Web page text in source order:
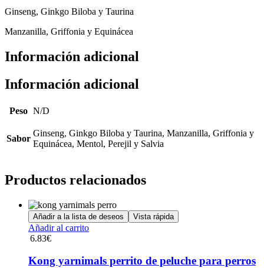
Ginseng, Ginkgo Biloba y Taurina
Manzanilla, Griffonia y Equinácea
Información adicional
Información adicional
Peso N/D
Sabor
Ginseng, Ginkgo Biloba y Taurina, Manzanilla, Griffonia y
Equinácea, Mentol, Perejil y Salvia
Productos relacionados
Añadir a la lista de deseos Vista rápida
Añadir al carrito
6.83€
Kong yarnimals perrito de peluche para perros